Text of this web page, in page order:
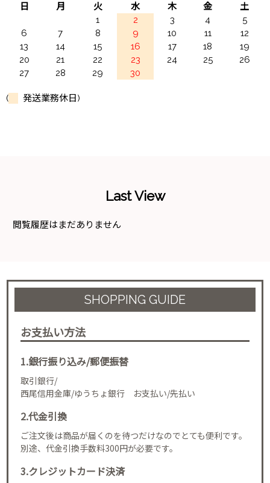
日
月 火 水 木 金
土
1
2 3 4
5
6
7 8 9 10 11
12
13
14 15 16 17 18
19
20
21 22 23 24 25
26
27
28 29 30
( 発送業務休日)
Last View
閲覧履歴はまだありません
SHOPPING GUIDE
お支払い方法
1.銀行振り込み/郵便振替
取引銀行/
西尾信用金庫/ゆうちょ銀行 お支払い/先払い
2.代金引換
ご注文後は商品が届くのを待つだけなのでとても便利です。
別途、代金引換手数料300円が必要です。
3.クレジットカード決済